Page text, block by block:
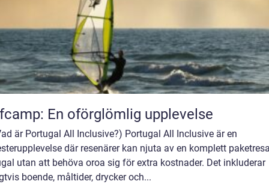
En oförglömlig upplevelse
är Portugal All Inclusive?) Portugal All Inclusive är en
där resenärer kan njuta av en komplett
utan att behöva oroa sig för extra kostnader. Det inkluderar
boende, måltider, drycker och...